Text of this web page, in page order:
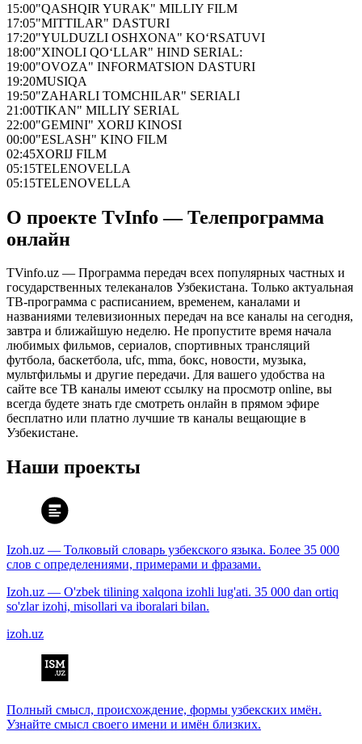
15:00"QASHQIR YURAK" MILLIY FILM
17:05"MITTILAR" DASTURI
17:20"YULDUZLI OSHXONA" KO‘RSATUVI
18:00"XINOLI QO‘LLAR" HIND SERIAL:
19:00"OVOZA" INFORMATSION DASTURI
19:20MUSIQA
19:50"ZAHARLI TOMCHILAR" SERIALI
21:00TIKAN" MILLIY SERIAL
22:00"GEMINI" XORIJ KINOSI
00:00"ESLASH" KINO FILM
02:45XORIJ FILM
05:15TELENOVELLA
05:15TELENOVELLA
О проекте TvInfo — Телепрограмма
онлайн
TVinfo.uz — Программа передач всех популярных частных и
государственных телеканалов Узбекистана. Только актуальная
ТВ-программа с расписанием, временем, каналами и
названиями телевизионных передач на все каналы на сегодня,
завтра и ближайшую неделю. Не пропустите время начала
любимых фильмов, сериалов, спортивных трансляций
футбола, баскетбола, ufc, mma, бокс, новости, музыка,
мультфильмы и другие передачи. Для вашего удобства на
сайте все ТВ каналы имеют ссылку на просмотр online, вы
всегда будете знать где смотреть онлайн в прямом эфире
бесплатно или платно лучшие тв каналы вещающие в
Узбекистане.
Наши проекты
Izoh.uz — Толковый словарь узбекского языка. Более 35 000
слов с определениями, примерами и фразами.
Izoh.uz — O'zbek tilining xalqona izohli lug'ati. 35 000 dan ortiq
so'zlar izohi, misollari va iboralari bilan.
izoh.uz
Полный смысл, происхождение, формы узбекских имён.
Узнайте смысл своего имени и имён близких.